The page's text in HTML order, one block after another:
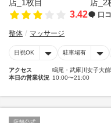
3.42 口
整体 マッサージ
日祝OK 駐車場有
アクセス
鳴尾・武庫川女子大
本日の営業状況 10:00〜21:00